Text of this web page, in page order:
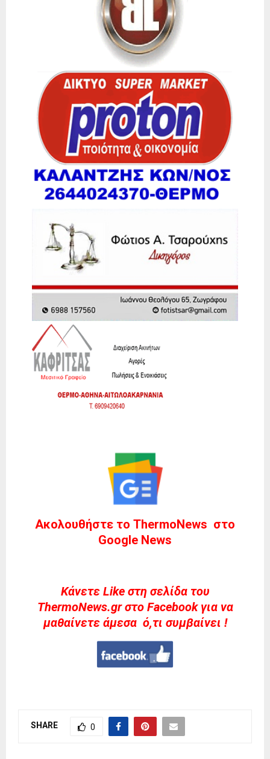
Ακολουθήστε το ThermoNews στο
Google News
Kάνετε Like στη σελίδα του
ThermoNews.gr στο Facebook για να
μαθαίνετε άμεσα ό,τι συμβαίνει !
SHARE 0